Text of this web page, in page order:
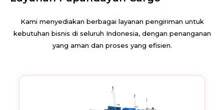
Kami menyediakan berbagai layanan pengiriman untuk
kebutuhan bisnis di seluruh Indonesia, dengan penanganan
yang aman dan proses yang efisien.